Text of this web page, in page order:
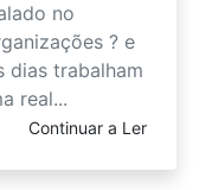
no
? e
dias trabalham
real...
Continuar a Ler